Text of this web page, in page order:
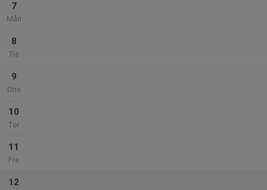
7
Mån
8
Tis
9
Ons
10
Tor
11
Fre
12